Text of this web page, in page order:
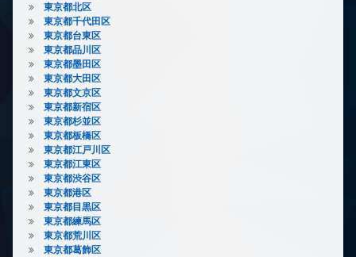
東京都北区
東京都千代田区
東京都台東区
東京都品川区
東京都墨田区
東京都大田区
東京都文京区
東京都新宿区
東京都杉並区
東京都板橋区
東京都江戸川区
東京都江東区
東京都渋谷区
東京都港区
東京都目黒区
東京都練馬区
東京都荒川区
東京都葛飾区